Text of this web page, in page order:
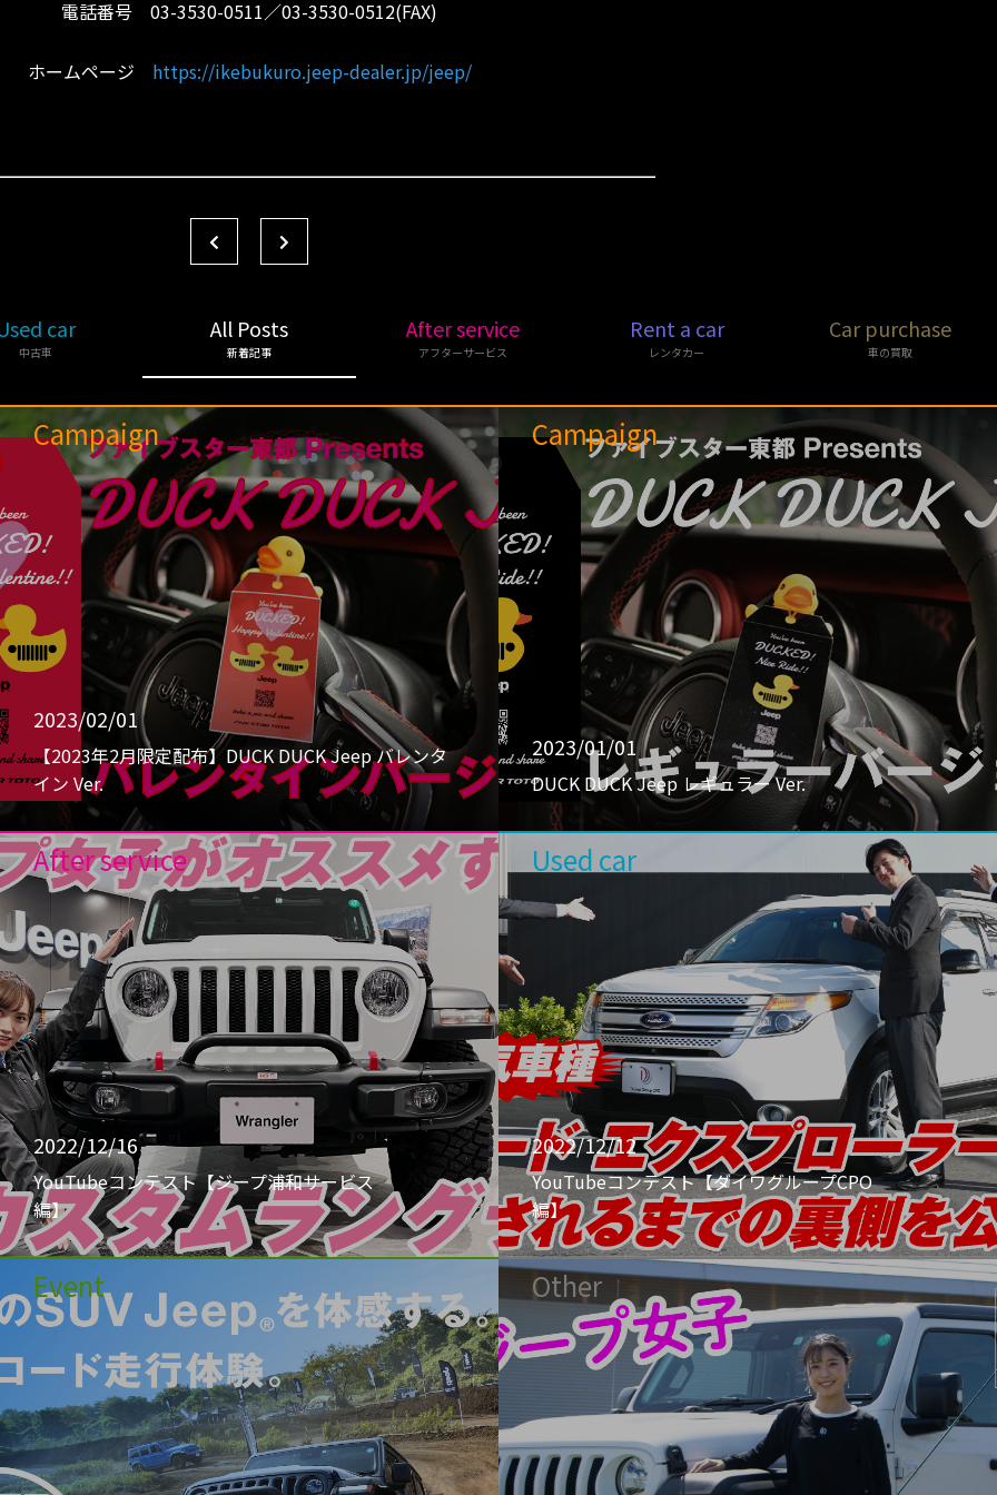
電話番号 03-3530-0511／03-3530-0512(FAX)
ホームページ https://ikebukuro.jeep-dealer.jp/jeep/
car
中古車
All Posts
新着記事
After service
アフターサービス
Rent a car
レンタカー
Car purchase
車の買取
Campaign
2023/02/01
【2023年2月限定配布】DUCK DUCK Jeep バレンタ
イン Ver.
Campaign
2023/01/01
DUCK DUCK Jeep レギュラー Ver.
After service
2022/12/16
YouTubeコンテスト【ジープ浦和サービス
編】
Used car
2022/12/12
YouTubeコンテスト【ダイワグループCPO
編】
Event Other